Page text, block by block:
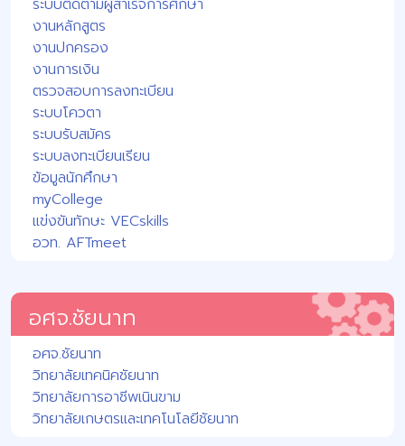
ระบบติดตามผู้สำเร็จการศึกษา
งานหลักสูตร
งานปกครอง
งานการเงิน
ตรวจสอบการลงทะเบียน
ระบบโควตา
ระบบรับสมัคร
ระบบลงทะเบียนเรียน
ข้อมูลนักศึกษา
myCollege
แข่งขันทักษะ VECskills
อวท. AFTmeet
อศจ.ชัยนาท
อศจ.ชัยนาท
วิทยาลัยเทคนิคชัยนาท
วิทยาลัยการอาชีพเนินขาม
วิทยาลัยเกษตรและเทคโนโลยีชัยนาท